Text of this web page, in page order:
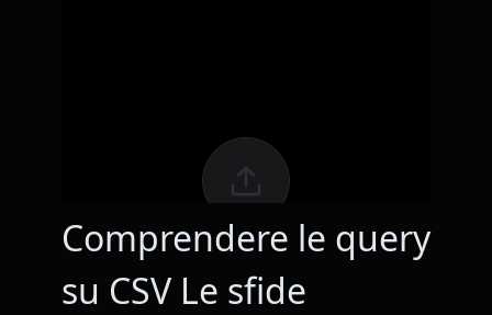
Comprendere le query
su CSV Le sfide